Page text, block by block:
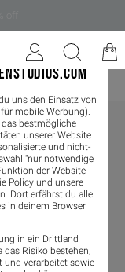
uns den Einsatz von
mobile Werbung).
bestmögliche
unserer Website
und nicht-
"nur notwendige
der Website
Policy und unsere
Dort erfährst du alle
in deinem Browser
in ein Drittland
das Risiko bestehen,
und verarbeitet sowie